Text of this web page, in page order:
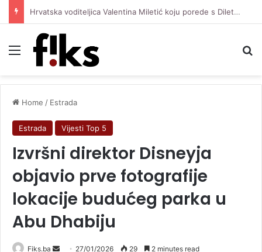
Hrvatska voditeljica Valentina Miletić koju porede s Dilettom Leotom oduševila pozirajući u bikiniju
Menu
Home / Estrada
Estrada Vijesti Top 5
Izvršni direktor Disneyja
objavio prve fotografije
lokacije budućeg parka u
Abu Dhabiju
Fiks.ba
Send 27/01/2026 29 2 minutes read